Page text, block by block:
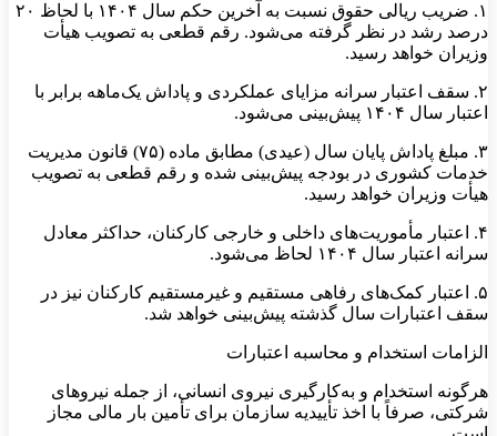
۱. ضریب ریالی حقوق نسبت به آخرین حکم سال ۱۴۰۴ با لحاظ ۲۰
درصد رشد در نظر گرفته می‌شود. رقم قطعی به تصویب هیأت
وزیران خواهد رسید.
۲. سقف اعتبار سرانه مزایای عملکردی و پاداش یک‌ماهه برابر با
اعتبار سال ۱۴۰۴ پیش‌بینی می‌شود.
۳. مبلغ پاداش پایان سال (عیدی) مطابق ماده (۷۵) قانون مدیریت
خدمات کشوری در بودجه پیش‌بینی شده و رقم قطعی به تصویب
هیأت وزیران خواهد رسید.
۴. اعتبار مأموریت‌های داخلی و خارجی کارکنان، حداکثر معادل
سرانه اعتبار سال ۱۴۰۴ لحاظ می‌شود.
۵. اعتبار کمک‌های رفاهی مستقیم و غیرمستقیم کارکنان نیز در
سقف اعتبارات سال گذشته پیش‌بینی خواهد شد.
الزامات استخدام و محاسبه اعتبارات
هرگونه استخدام و به‌کارگیری نیروی انسانی، از جمله نیروهای
شرکتی، صرفاً با اخذ تأییدیه سازمان برای تأمین بار مالی مجاز